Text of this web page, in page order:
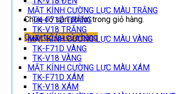
Chưa có sản phẩm trong giỏ hàng.
Quay trở lại cửa hàng
MẶT KÍNH CƯỜNG LỰC MÀU TRẮNG
TK-F71D TRẮNG
TK-V18 TRẮNG
MẶT KÍNH CƯỜNG LỰC MÀU VÀNG
TK-F71D VÀNG
TK-V18 VÀNG
MẶT KÍNH CƯỜNG LỰC MÀU XÁM
TK-F71D XÁM
TK-V18 XÁM